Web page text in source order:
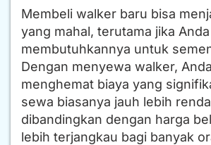
Membeli walker baru bisa
yang mahal, terutama jika
membutuhkannya untuk
Dengan menyewa walker,
menghemat biaya yang
sewa biasanya jauh lebih
dibandingkan dengan harga
lebih terjangkau bagi banyak